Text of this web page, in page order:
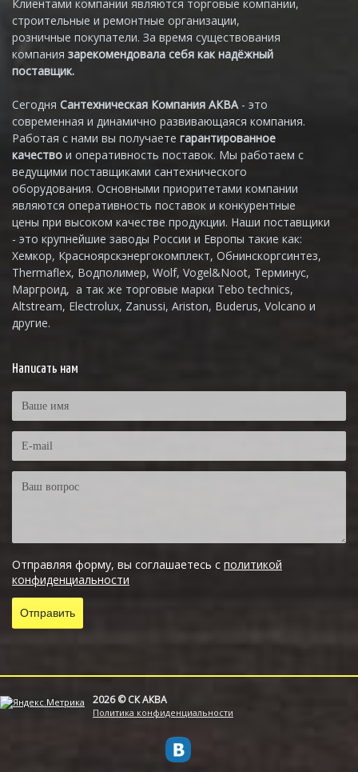
Клиентами компании являются торговые компании,
строительные и ремонтные организации,
розничные покупатели. За время существования
компания зарекомендовала себя как надёжный
поставщик.
Сегодня Сантехническая Компания АКВА - это
современная и динамично развивающаяся компания.
Работая с нами вы получаете гарантированное
качество и оперативность поставок. Мы работаем с
ведущими поставщиками сантехнического
оборудования. Основными приоритетами компании
являются оперативность поставок и конкурентные
цены при высоком качестве продукции. Наши поставщики
- это крупнейшие заводы России и Европы такие как:
Хемкор, Красноярскэнергокомплект, Обнинскоргсинтез,
Thermaflex, Водполимер, Wolf, Vogel&Noot, Терминус,
Маргроид, а так же торговые марки Tebo technics,
Altstream, Electrolux, Zanussi, Ariston, Buderus, Volcano и
другие.
Написать нам
Отправляя форму, вы соглашаетесь с политикой
конфиденциальности
2026 © СК АКВА
Политика конфиденциальности